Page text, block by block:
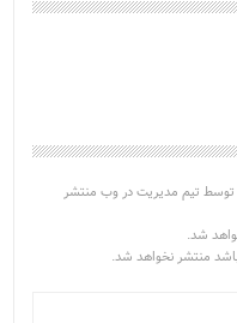
توسط تیم مدیریت در وب منتشر
شد.
باشد منتشر نخواهد شد.